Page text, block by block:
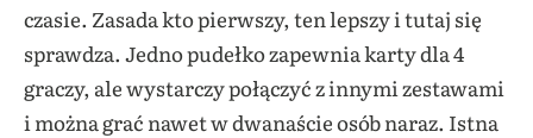
czasie. Zasada kto pierwszy, ten lepszy i tutaj się
sprawdza. Jedno pudełko zapewnia karty dla 4
graczy, ale wystarczy połączyć z innymi zestawami
i można grać nawet w dwanaście osób naraz. Istna